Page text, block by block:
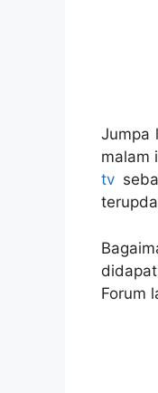
Jumpa
malam
tv
Forum